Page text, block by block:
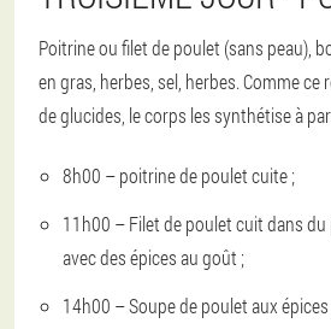
Poitrine ou filet de poulet (sans peau),
en gras, herbes, sel, herbes. Comme
de glucides, le corps les synthétise à
8h00 – poitrine de poulet cuite ;
11h00 – Filet de poulet cuit dans
avec des épices au goût ;
14h00 – Soupe de poulet aux